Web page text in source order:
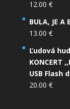
12.00 €
BULA, JE A
13.00 €
Ľudová
KONCERT
USB Flash
20.00 €